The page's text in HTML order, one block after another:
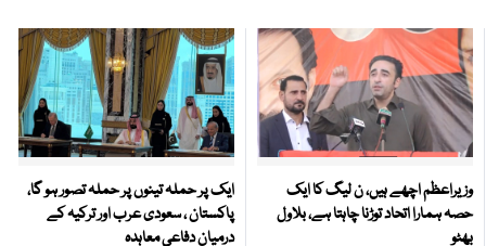
وزیراعظم اچھے ہیں، ن لیگ کا ایک
حصہ ہمارا اتحاد توڑنا چاہتا ہے، بلاول
بھٹو
ایک پر حملہ تینوں پر حملہ تصور ہو گا،
پاکستان ، سعودی عرب اور ترکیہ کے
درمیان دفاعی معاہدہ